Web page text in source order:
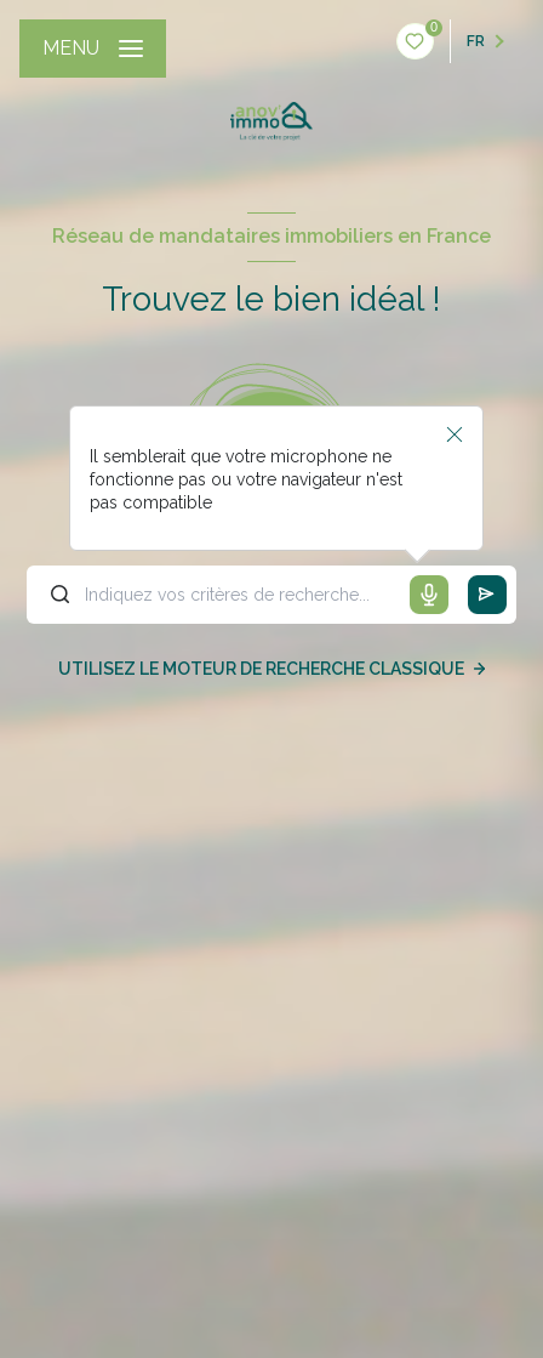
0
FR
MENU
Réseau de mandataires immobiliers en France
Trouvez le bien idéal !
Il semblerait que votre microphone ne
fonctionne pas ou votre navigateur n'est
pas compatible
UTILISEZ LE MOTEUR DE RECHERCHE CLASSIQUE